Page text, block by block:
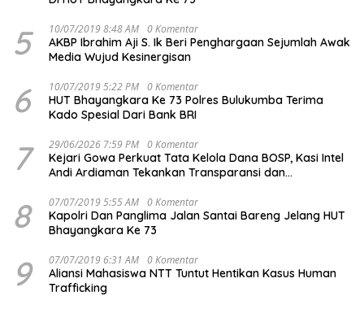
5 10/07/2019 8:48 AM 0 Komentar
AKBP Ibrahim Aji S. Ik Beri Penghargaan Sejumlah Awak
Media Wujud Kesinergisan
6 10/07/2019 5:22 PM 0 Komentar
HUT Bhayangkara Ke 73 Polres Bulukumba Terima
Kado Spesial Dari Bank BRI
7 29/06/2026 7:59 PM 0 Komentar
Kejari Gowa Perkuat Tata Kelola Dana BOSP, Kasi Intel
Andi Ardiaman Tekankan Transparansi dan
8 07/07/2019 5:55 AM 0 Komentar
Kapolri Dan Panglima Jalan Santai Bareng Jelang HUT
Bhayangkara Ke 73
9 07/07/2019 6:31 AM 0 Komentar
Aliansi Mahasiswa NTT Tuntut Hentikan Kasus Human
Trafficking